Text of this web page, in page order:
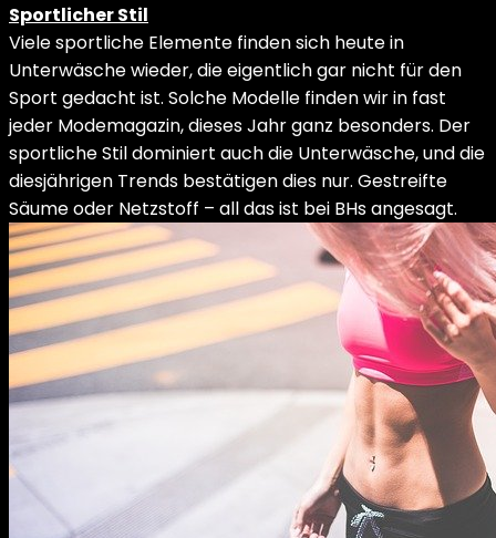
Sportlicher Stil
Viele sportliche Elemente finden sich heute in
Unterwäsche wieder, die eigentlich gar nicht für den
Sport gedacht ist. Solche Modelle finden wir in fast
jeder Modemagazin, dieses Jahr ganz besonders. Der
sportliche Stil dominiert auch die Unterwäsche, und die
diesjährigen Trends bestätigen dies nur. Gestreifte
Säume oder Netzstoff – all das ist bei BHs angesagt.